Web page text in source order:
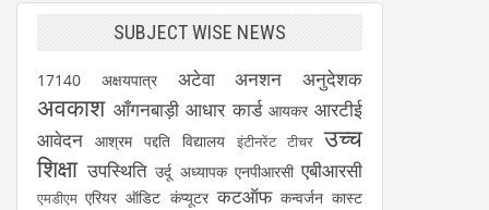
SUBJECT WISE NEWS
17140 अक्षयपात्र अटेवा अनशन अनुदेशक
अवकाश आँगनबाड़ी आधार कार्ड आयकर आरटीई
आवेदन आश्रम पद्दति विद्यालय इंटीनरेंट टीचर उच्च
शिक्षा उपस्थिति उर्दू अध्यापक एनपीआरसी एबीआरसी
एमडीएम एरियर ऑडिट कंप्यूटर कटऑफ कन्वर्जन कास्ट